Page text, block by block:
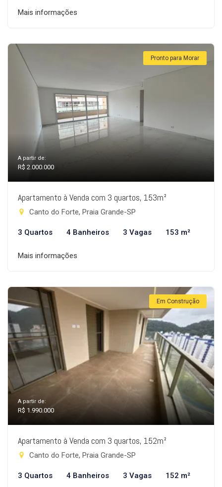
Mais informações
Pronto para Morar
A partir de:
R$ 2.000.000
Apartamento à Venda com 3 quartos, 153m²
Canto do Forte, Praia Grande-SP
3 Quartos 4 Banheiros 3 Vagas 153 m²
Mais informações
Em Construção
A partir de:
R$ 1.990.000
Apartamento à Venda com 3 quartos, 152m²
Canto do Forte, Praia Grande-SP
3 Quartos 4 Banheiros 3 Vagas 152 m²